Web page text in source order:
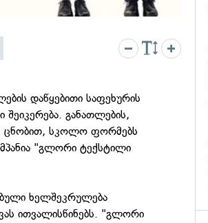
დაწყებითი საფეხურის
განათლების,
ცნობით, სკოლო ფორმებს
"გლორი ტექსტილი
ხელშეკრულება
ითვალისწინებს. "გლორი